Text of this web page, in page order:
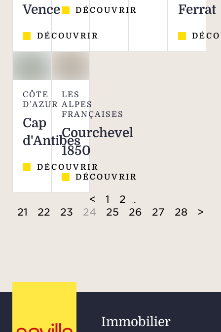
Vence
DÉCOUVRIR
DÉCOUVRIR
Ferrat
CÔTE
D’AZUR
Cap
d'Antibes
DÉCOUVRIR
LES
ALPES
FRANÇAISES
Courchevel
1850
DÉCOUVRIR
< 1 2
21 22 23 24 25 26 27 28 >
Immobilier